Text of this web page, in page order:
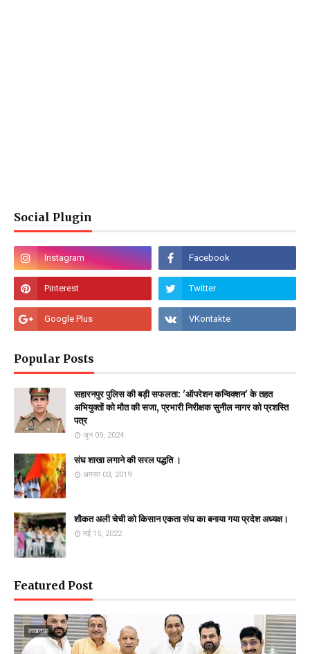
Social Plugin
Popular Posts
सहारनपुर पुलिस की बड़ी सफलता: 'ऑपरेशन कन्विक्शन' के तहत
अभियुक्तों को मौत की सजा, प्रभारी निरीक्षक सुनील नागर को प्रशस्ति
पत्र
जून 09, 2024
संघ शाखा लगाने की सरल पद्धति ।
अगस्त 03, 2019
शौकत अली चेची को किसान एकता संघ का बनाया गया प्रदेश अध्यक्ष।
मई 15, 2022
Featured Post
लखनऊ